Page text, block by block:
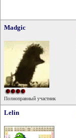
Madgic
Полноправный участник
Lelin